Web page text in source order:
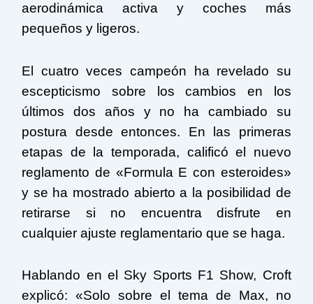
aerodinámica activa y coches más
pequeños y ligeros.
El cuatro veces campeón ha revelado su
escepticismo sobre los cambios en los
últimos dos años y no ha cambiado su
postura desde entonces. En las primeras
etapas de la temporada, calificó el nuevo
reglamento de «Formula E con esteroides»
y se ha mostrado abierto a la posibilidad de
retirarse si no encuentra disfrute en
cualquier ajuste reglamentario que se haga.
Hablando en el Sky Sports F1 Show, Croft
explicó: «Solo sobre el tema de Max, no